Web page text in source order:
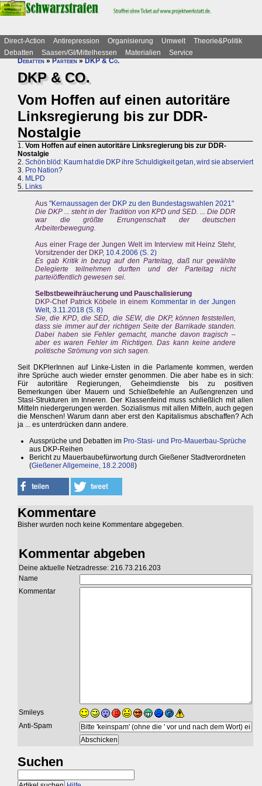
Direct-Action Antirepression Organisierung Umwelt
Theorie&Politik
Debatten
Saasen/GI/Mittelhessen Materialien
Service
Debatten»Parteien»DKP & Co.
DKP & CO.
Vom Hoffen auf einen autoritäre
Linksregierung bis zur DDR-
Nostalgie
1. Vom Hoffen auf einen autoritäre Linksregierung bis zur DDR-
Nostalgie
2. Schön blöd: Kaum hat die DKP ihre Schuldigkeit getan, wird sie abserviert
3. Pro Nation?
4. MLPD
5. Links
Aus "Kernaussagen der DKP zu den Bundestagswahlen 2021"
Die DKP ... steht in der Tradition von KPD und SED. ... Die DDR
war die größte Errungenschaft der deutschen
Arbeiterbewegung.
Aus einer Frage der Jungen Welt im Interview mit Heinz Stehr,
Vorsitzender der DKP, 10.4.2006 (S. 2)
Es gab Kritik in bezug auf den Parteitag, daß nur gewählte
Delegierte teilnehmen durften und der Parteitag nicht
parteiöffentlich gewesen sei.
Selbstbeweihräucherung und Pauschalisierung
DKP-Chef Patrick Köbele in einem Kommentar in der Jungen
Welt, 3.11.2018 (S. 8)
Sie, die KPD, die SED, die SEW, die DKP, können feststellen,
dass sie immer auf der richtigen Seite der Barrikade standen.
Dabei haben sie Fehler gemacht, manche davon tragisch –
aber es waren Fehler im Richtigen. Das kann keine andere
politische Strömung von sich sagen.
Seit DKPlerInnen auf Linke-Listen in die Parlamente kommen, werden
ihre Sprüche auch wieder ernster genommen. Die aber habe es in sich:
Für autoritäre Regierungen, Geheimdienste bis zu positiven
Bemerkungen über Mauern und Schießbefehle an Außengrenzen und
Stasi-Strukturen im Inneren. Der Klassenfeind muss schließlich mit allen
Mitteln niedergerungen werden. Sozialismus mit allen Mitteln, auch gegen
die Menschen! Warum dann aber erst den Kapitalismus abschaffen? Ach
ja ... es unterdrücken dann andere.
Aussprüche und Debatten im Pro-Stasi- und Pro-Mauerbau-Sprüche
aus DKP-Reihen
Bericht zu Mauerbaubefürwortung durch Gießener Stadtverordneten
(Gießener Allgemeine, 18.2.2008)
Kommentare
Bisher wurden noch keine Kommentare abgegeben.
Kommentar abgeben
Deine aktuelle Netzadresse: 216.73.216.203
Name
Kommentar
Smileys
Anti-Spam
Suchen